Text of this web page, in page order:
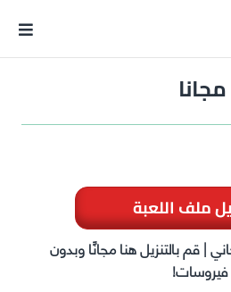
ملف اللعبة
مجاني | قم بالتنزيل هنا مجانًا وبدون
فيروسات!